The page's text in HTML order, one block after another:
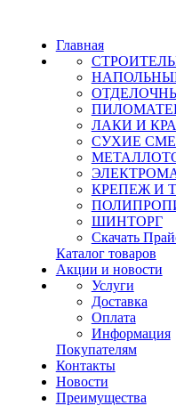
Главная
ЛАКИ И
СУХИЕ
КРЕПЕЖ И
ШИНТОРГ
Скачать
Каталог товаров
Акции и новости
Услуги
Доставка
Оплата
Информация
Покупателям
Контакты
Новости
Преимущества